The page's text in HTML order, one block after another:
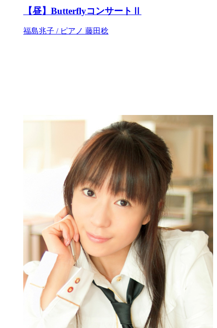
【昼】ButterflyコンサートⅡ
福島兆子 / ピアノ 藤田稔